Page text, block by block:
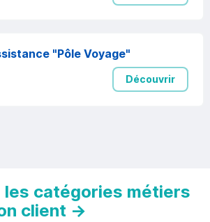
"Pôle Voyage"
Découvrir
les catégories métiers
client →